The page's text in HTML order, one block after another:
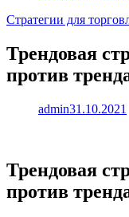
Стратегии для
Трендовая
против
admin31.10.2021
Трендовая
против